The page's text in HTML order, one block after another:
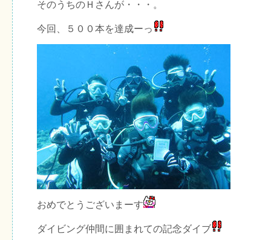
そのうちのＨさんが・・・。
今回、５００本を達成ーっ
おめでとうございまーす
ダイビング仲間に囲まれての記念ダイブ